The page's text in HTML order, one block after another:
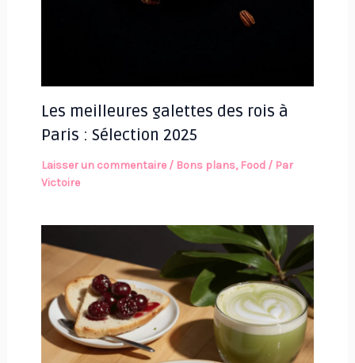
Les meilleures galettes des rois à
Paris : Sélection 2025
Laisser un commentaire / Bons plans, Food/ Par
Victoire